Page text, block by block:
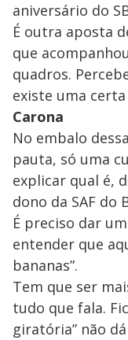
aniversário do
É outra aposta
que
quadros.
existe uma
Carona
No embalo
pauta, só uma
explicar qual é,
dono da SAF do
É preciso dar
entender que
bananas”.
Tem que ser
tudo que fala.
giratória” não